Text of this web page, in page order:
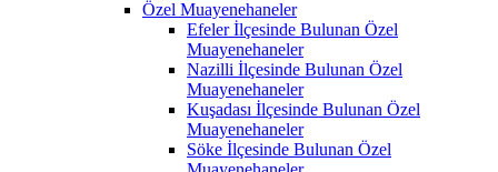
Özel Muayenehaneler
Efeler İlçesinde Bulunan Özel
Muayenehaneler
Nazilli İlçesinde Bulunan Özel
Muayenehaneler
Kuşadası İlçesinde Bulunan Özel
Muayenehaneler
Söke İlçesinde Bulunan Özel